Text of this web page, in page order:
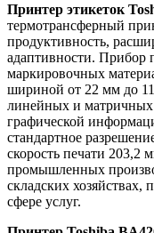
Принтер этикеток
термотрансферный
продуктивность,
адаптивности. Прибор
маркировочных
шириной от 22 мм до
линейных и матричных
графической
стандартное
скорость печати 203,2
промышленных
складских хозяйствах,
сфере услуг.